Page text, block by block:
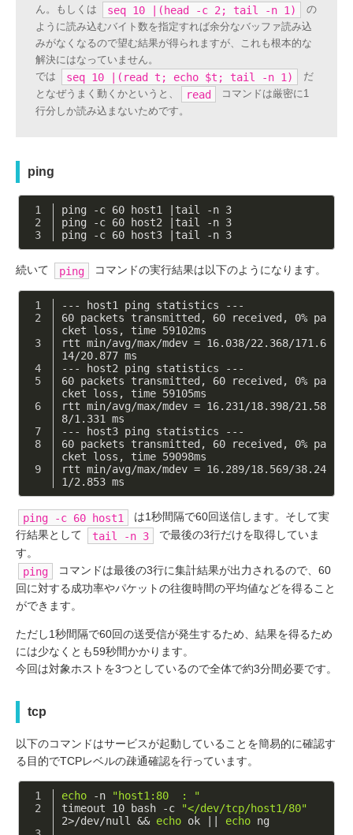
ん。もしくは
seq 10 |(head -c 2; tail -n 1)
の
ように読み込むバイト数を指定すれば余分なバッファ読み込
みがなくなるので望む結果が得られますが、これも根本的な
解決にはなっていません。
では
seq 10 |(read t; echo $t; tail -n 1)
だ
となぜうまく動くかというと、
read
コマンドは厳密に1
行分しか読み込まないためです。
ping
ping -c 60 host1 |tail -n 3
ping -c 60 host2 |tail -n 3
ping -c 60 host3 |tail -n 3
続いて ping コマンドの実行結果は以下のようになります。
--- host1 ping statistics ---
60 packets transmitted, 60 received, 0% pa
cket loss, time 59102ms
rtt min/avg/max/mdev = 16.038/22.368/171.6
14/20.877 ms
--- host2 ping statistics ---
60 packets transmitted, 60 received, 0% pa
cket loss, time 59105ms
rtt min/avg/max/mdev = 16.231/18.398/21.58
8/1.331 ms
--- host3 ping statistics ---
60 packets transmitted, 60 received, 0% pa
cket loss, time 59098ms
rtt min/avg/max/mdev = 16.289/18.569/38.24
1/2.853 ms
ping -c 60 host1
は1秒間隔で60回送信します。そして実
行結果として
tail -n 3
で最後の3行だけを取得していま
す。
ping
コマンドは最後の3行に集計結果が出力されるので、60
回に対する成功率やパケットの往復時間の平均値などを得ること
ができます。
ただし1秒間隔で60回の送受信が発生するため、結果を得るため
には少なくとも59秒間かかります。
今回は対象ホストを3つとしているので全体で約3分間必要です。
tcp
以下のコマンドはサービスが起動していることを簡易的に確認す
る目的でTCPレベルの疎通確認を行っています。
echo -n
"host1:80  : "
timeout 10 bash -c
"</dev/tcp/host1/80"
2>/dev/null && echo ok || echo ng